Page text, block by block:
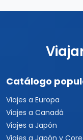
Catálogo
Viajes a Europa
Viajes a Canadá
Viajes a Japón
Viajes a Japón y